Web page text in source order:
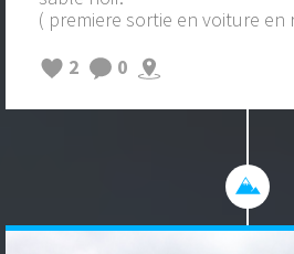
( premiere sortie en voiture en
2
0